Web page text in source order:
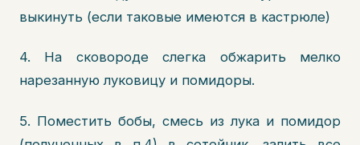
выкинуть (если таковые имеются в кастрюле)
4. На сковороде слегка обжарить мелко
нарезанную луковицу и помидоры.
5. Поместить бобы, смесь из лука и помидор